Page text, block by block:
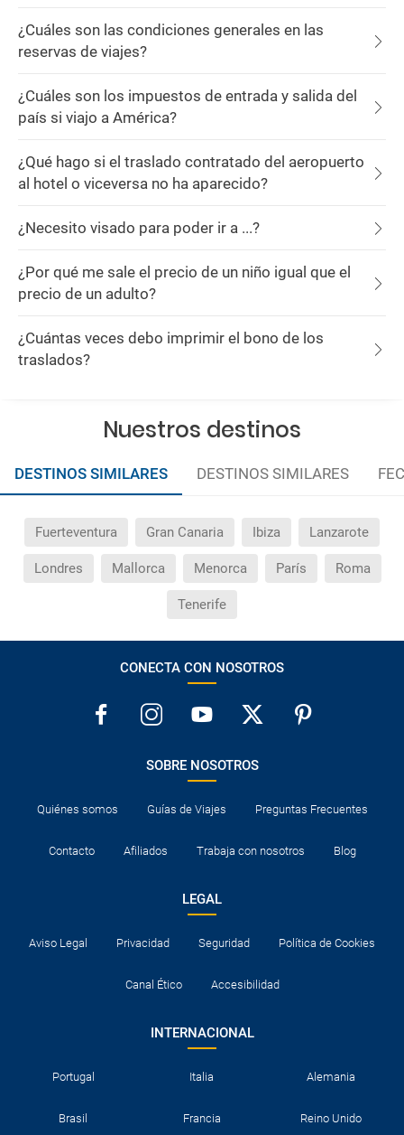
¿Cuáles son las condiciones generales en las
reservas de viajes?
¿Cuáles son los impuestos de entrada y salida del
país si viajo a América?
¿Qué hago si el traslado contratado del aeropuerto
al hotel o viceversa no ha aparecido?
¿Necesito visado para poder ir a ...?
¿Por qué me sale el precio de un niño igual que el
precio de un adulto?
¿Cuántas veces debo imprimir el bono de los
traslados?
Nuestros destinos
DESTINOS SIMILARES DESTINOS SIMILARES
Fuerteventura Gran Canaria Ibiza Lanzarote
Londres Mallorca Menorca París Roma
Tenerife
CONECTA CON NOSOTROS
SOBRE NOSOTROS
Quiénes somos Guías de Viajes Preguntas Frecuentes
Contacto Afiliados Trabaja con nosotros Blog
LEGAL
Aviso Legal Privacidad Seguridad Política de Cookies
Canal Ético Accesibilidad
INTERNACIONAL
Portugal Italia Alemania
Brasil Francia Reino Unido